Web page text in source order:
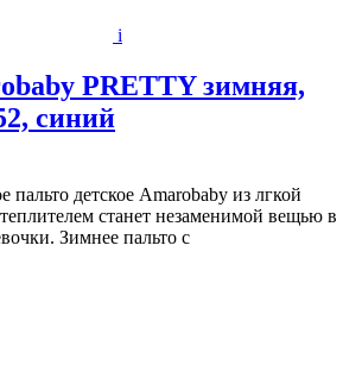
i
PRETTY зимняя,
синий
пальто детское Amarobaby из лгкой
станет незаменимой вещью в
Зимнее пальто с